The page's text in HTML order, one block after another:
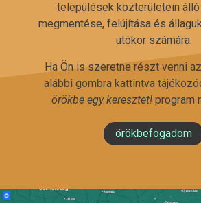
települések közterületein
megmentése, felújítása és
utókor számára.
Ha Ön is szeretne részt venni
alábbi gombra kattintva
örökbe egy keresztet!program
örökbefogadom